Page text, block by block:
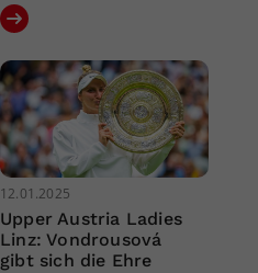
12.01.2025
Upper Austria Ladies
Linz: Vondrousová
gibt sich die Ehre